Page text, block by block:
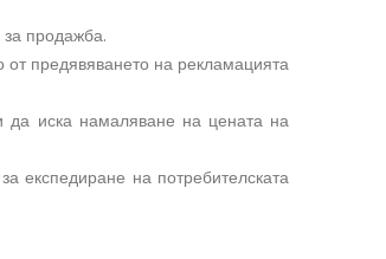
за продажба.
предявяването на рекламацията
да иска намаляване на цената на
експедиране на потребителската